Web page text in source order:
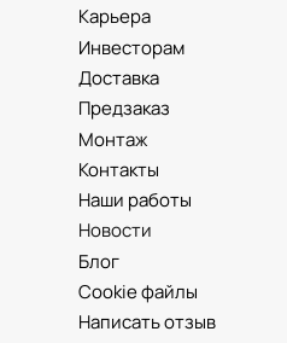
Карьера
Инвесторам
Доставка
Предзаказ
Монтаж
Контакты
Наши работы
Новости
Блог
Cookie файлы
Написать отзыв